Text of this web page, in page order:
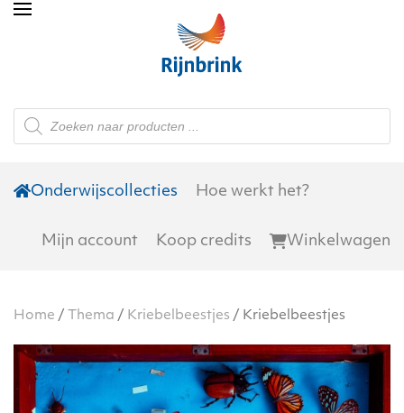
Skip to main content
Producten
zoeken
Onderwijscollecties Hoe werkt het?
Mijn account Koop credits Winkelwagen
Home / Thema / Kriebelbeestjes / Kriebelbeestjes